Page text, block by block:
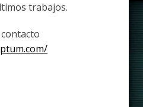
trabajos.